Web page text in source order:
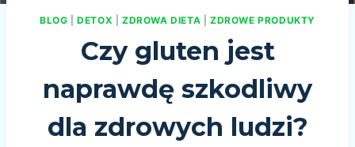
BLOG |DETOX |ZDROWA DIETA ZDROWE PRODUKTY
Czy gluten jest
naprawdę szkodliwy
dla zdrowych ludzi?